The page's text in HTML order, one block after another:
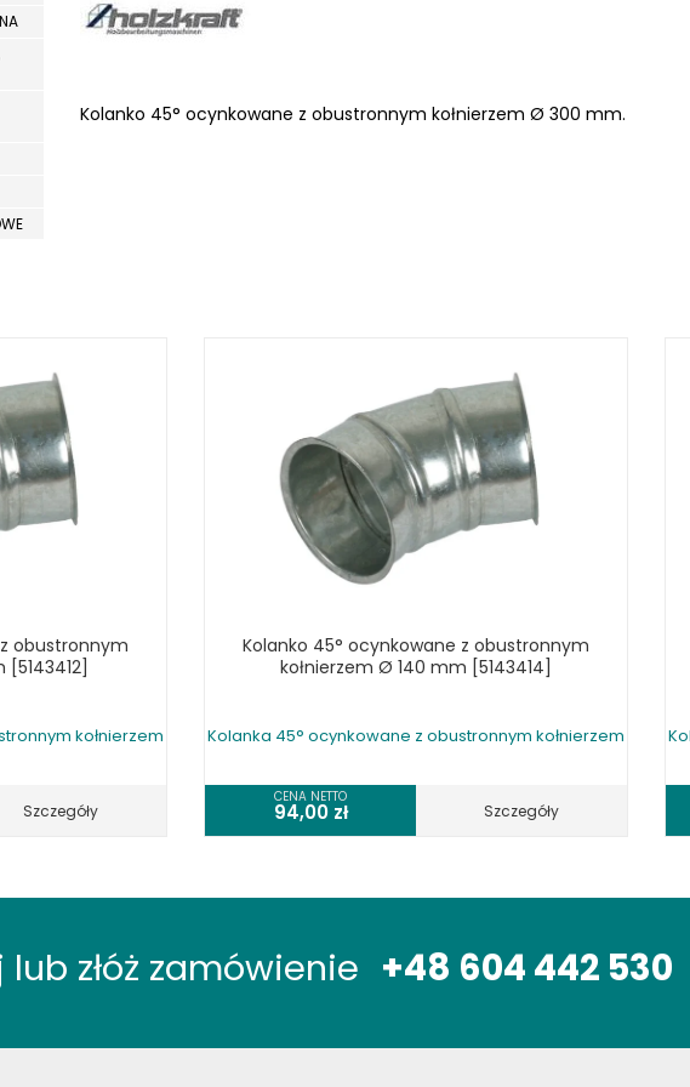
STOŁOWE
Kolanko 45° ocynkowane z obustronnym kołnierzem Ø 300 mm.
obustronnym
kołnierzem
Szczegóły
Kolanko 45° ocynkowane z obustronnym
kołnierzem Ø 140 mm [5143414]
Kolanka 45° ocynkowane z obustronnym kołnierzem
CENA NETTO
94,00 zł Szczegóły
złóż zamówienie +48 604 442 530